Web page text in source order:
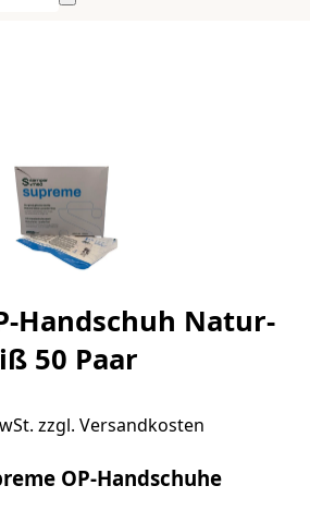
Handschuh Natur-
50 Paar
zzgl. Versandkosten
OP-Handschuhe